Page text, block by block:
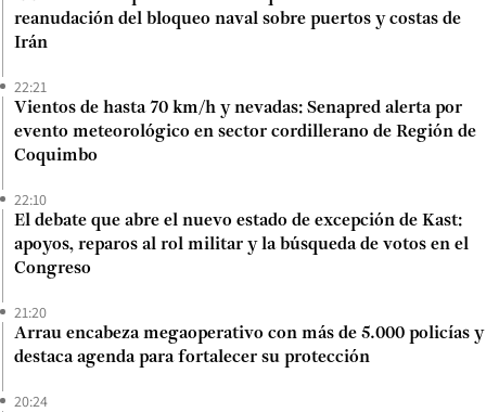
reanudación del bloqueo naval sobre puertos y costas de
Irán
22:21
Vientos de hasta 70 km/h y nevadas: Senapred alerta por
evento meteorológico en sector cordillerano de Región de
Coquimbo
22:10
El debate que abre el nuevo estado de excepción de Kast:
apoyos, reparos al rol militar y la búsqueda de votos en el
Congreso
21:20
Arrau encabeza megaoperativo con más de 5.000 policías y
destaca agenda para fortalecer su protección
20:24